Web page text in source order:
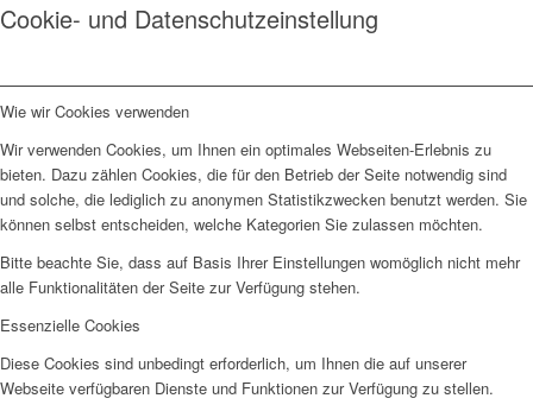
Cookie- und Datenschutzeinstellung
Wie wir Cookies verwenden
Wir verwenden Cookies, um Ihnen ein optimales Webseiten-Erlebnis zu
bieten. Dazu zählen Cookies, die für den Betrieb der Seite notwendig sind
und solche, die lediglich zu anonymen Statistikzwecken benutzt werden. Sie
können selbst entscheiden, welche Kategorien Sie zulassen möchten.
Bitte beachte Sie, dass auf Basis Ihrer Einstellungen womöglich nicht mehr
alle Funktionalitäten der Seite zur Verfügung stehen.
Essenzielle Cookies
Diese Cookies sind unbedingt erforderlich, um Ihnen die auf unserer
Webseite verfügbaren Dienste und Funktionen zur Verfügung zu stellen.